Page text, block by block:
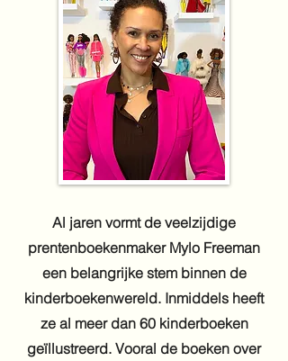
Al jaren vormt de veelzijdige
prentenboekenmaker Mylo Freeman
een belangrijke stem binnen de
kinderboekenwereld. Inmiddels heeft
ze al meer dan 60 kinderboeken
geïllustreerd. Vooral de boeken over